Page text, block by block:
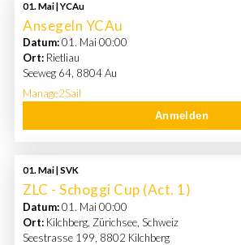
01. Mai | YCAu
Ansegeln YCAu
Datum:01. Mai 00:00
Ort:Rietliau
Seeweg 64, 8804 Au
Manage2Sail
Anmelden
01. Mai | SVK
ZLC - Schoggi Cup (Act. 1)
Datum:01. Mai 00:00
Ort:Kilchberg, Zürichsee, Schweiz
Seestrasse 199, 8802 Kilchberg